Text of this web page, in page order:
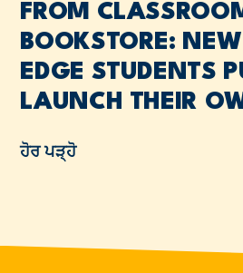
FROM
BOOKSTORE:
EDGE STUDENTS
LAUNCH THEIR
ਹੋਰ ਪੜ੍ਹੋ